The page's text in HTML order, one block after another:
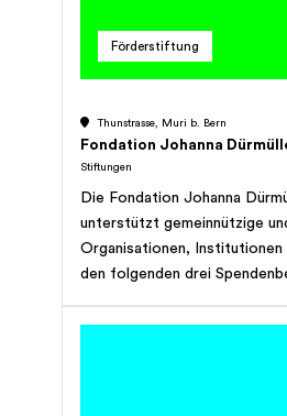
Inhalte.
Förderstiftung
Thunstrasse, Muri b. Bern
Fondation Johanna
Stiftungen
Die Fondation Johanna
unterstützt gemeinnützige
Organisationen, Institutionen
den folgenden drei
Wissenschaft und Forschung